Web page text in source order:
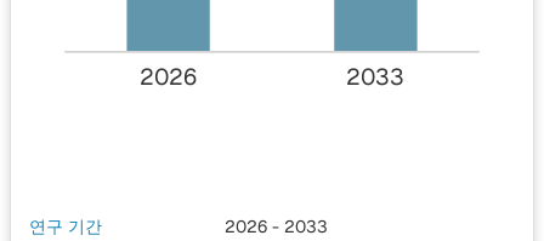
2026 2033
연구 기간 2026 - 2033